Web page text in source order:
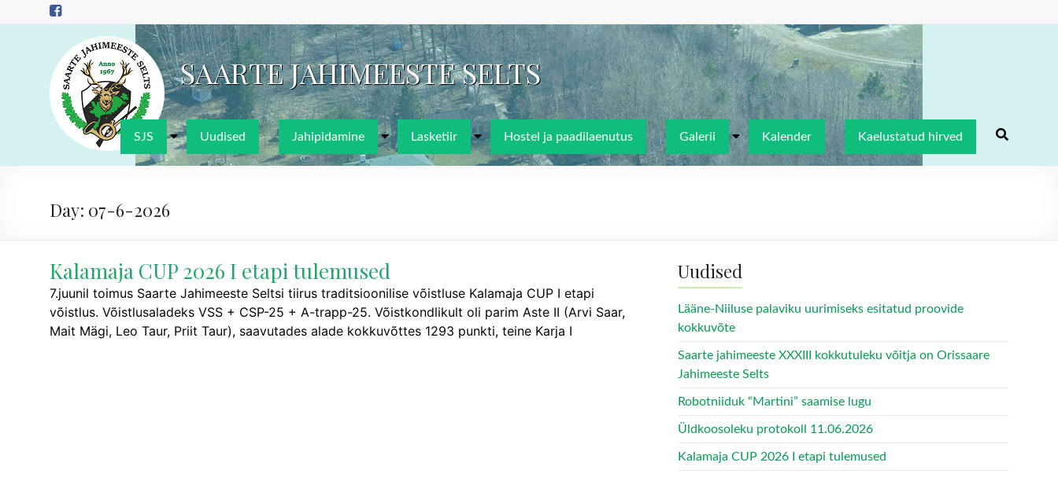
to
SAARTE JAHIMEESTE SELTS
SJS Uudised Jahipidamine Lasketiir Hostel ja paadilaenutus Galerii Kalender Kaelustatud hirved
Day: 07-6-2026
Kalamaja CUP 2026 I etapi tulemused
7.juunil toimus Saarte Jahimeeste Seltsi tiirus traditsioonilise võistluse Kalamaja CUP I etapi
võistlus. Võistlusaladeks VSS + CSP-25 + A-trapp-25. Võistkondlikult oli parim Aste II (Arvi Saar,
Mait Mägi, Leo Taur, Priit Taur), saavutades alade kokkuvõttes 1293 punkti, teine Karja I
Uudised
Lääne-Niiluse palaviku uurimiseks esitatud proovide
kokkuvõte
Saarte jahimeeste XXXIII kokkutuleku võitja on Orissaare
Jahimeeste Selts
Robotniiduk “Martini” saamise lugu
Üldkoosoleku protokoll 11.06.2026
Kalamaja CUP 2026 I etapi tulemused